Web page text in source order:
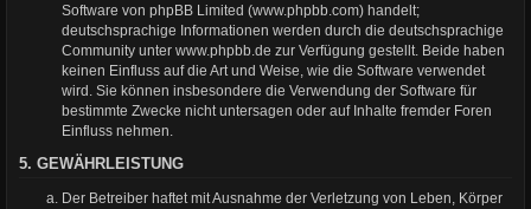
Software von phpBB Limited (www.phpbb.com) handelt;
deutschsprachige Informationen werden durch die deutschsprachige
Community unter www.phpbb.de zur Verfügung gestellt. Beide haben
keinen Einfluss auf die Art und Weise, wie die Software verwendet
wird. Sie können insbesondere die Verwendung der Software für
bestimmte Zwecke nicht untersagen oder auf Inhalte fremder Foren
Einfluss nehmen.
5. GEWÄHRLEISTUNG
Der Betreiber haftet mit Ausnahme der Verletzung von Leben, Körper